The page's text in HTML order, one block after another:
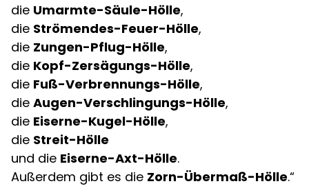
die Umarmte-Säule-Hölle,
die Strömendes-Feuer-Hölle,
die Zungen-Pflug-Hölle,
die Kopf-Zersägungs-Hölle,
die Fuß-Verbrennungs-Hölle,
die Augen-Verschlingungs-Hölle,
die Eiserne-Kugel-Hölle,
die Streit-Hölle
und die Eiserne-Axt-Hölle.
Außerdem gibt es die Zorn-Übermaß-Hölle.“